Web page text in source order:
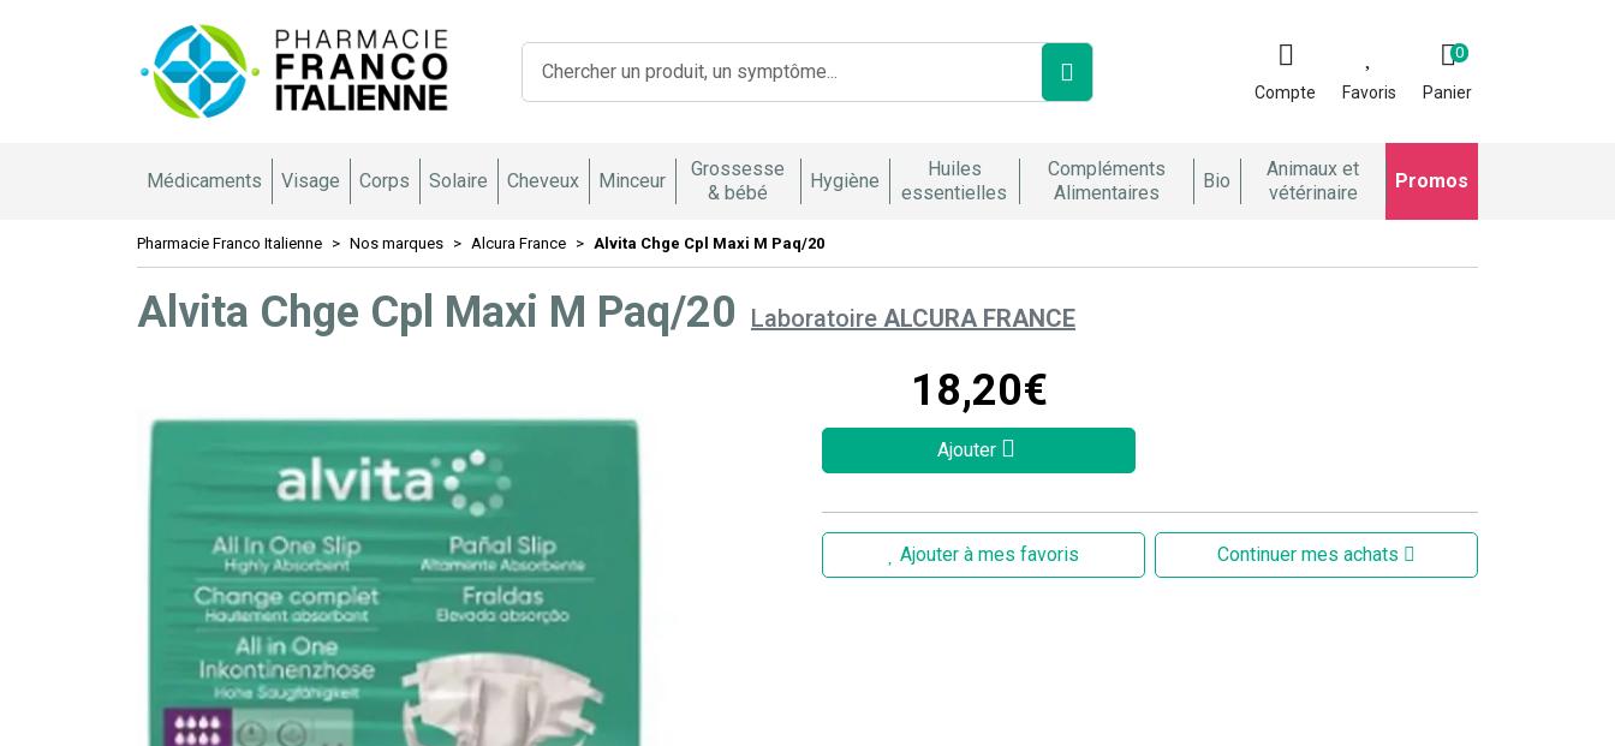
Compte Favoris Panier
0
Médicaments Visage Corps Solaire Cheveux Minceur
Grossesse
& bébé
Hygiène
Huiles
essentielles
Compléments
Alimentaires
Bio
Animaux et
vétérinaire
Promos
Pharmacie Franco Italienne Nos marques Alcura France Alvita Chge Cpl Maxi M Paq/20
Alvita Chge Cpl Maxi M Paq/20 Laboratoire ALCURA FRANCE
18,20€
Ajouter
Ajouter à mes favoris Continuer mes achats